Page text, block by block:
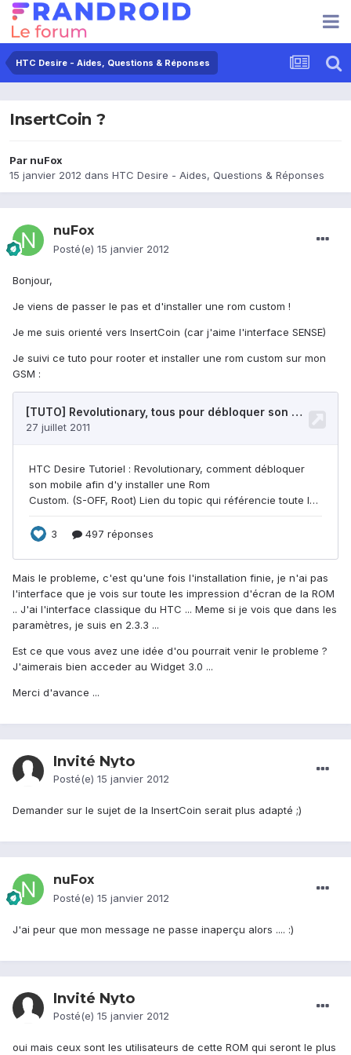
HTC Desire - Aides, Questions & Réponses
InsertCoin ?
Par nuFox
15 janvier 2012 dans HTC Desire - Aides, Questions & Réponses
nuFox
Posté(e) 15 janvier 2012
Bonjour,
Je viens de passer le pas et d'installer une rom custom !
Je me suis orienté vers InsertCoin (car j'aime l'interface SENSE)
Je suivi ce tuto pour rooter et installer une rom custom sur mon
GSM :
Mais le probleme, c'est qu'une fois l'installation finie, je n'ai pas
l'interface que je vois sur toute les impression d'écran de la ROM
.. J'ai l'interface classique du HTC ... Meme si je vois que dans les
paramètres, je suis en 2.3.3 ...
Est ce que vous avez une idée d'ou pourrait venir le probleme ?
J'aimerais bien acceder au Widget 3.0 ...
Merci d'avance ...
Invité Nyto
Posté(e) 15 janvier 2012
Demander sur le sujet de la InsertCoin serait plus adapté ;)
nuFox
Posté(e) 15 janvier 2012
J'ai peur que mon message ne passe inaperçu alors .... :)
Invité Nyto
Posté(e) 15 janvier 2012
oui mais ceux sont les utilisateurs de cette ROM qui seront le plus